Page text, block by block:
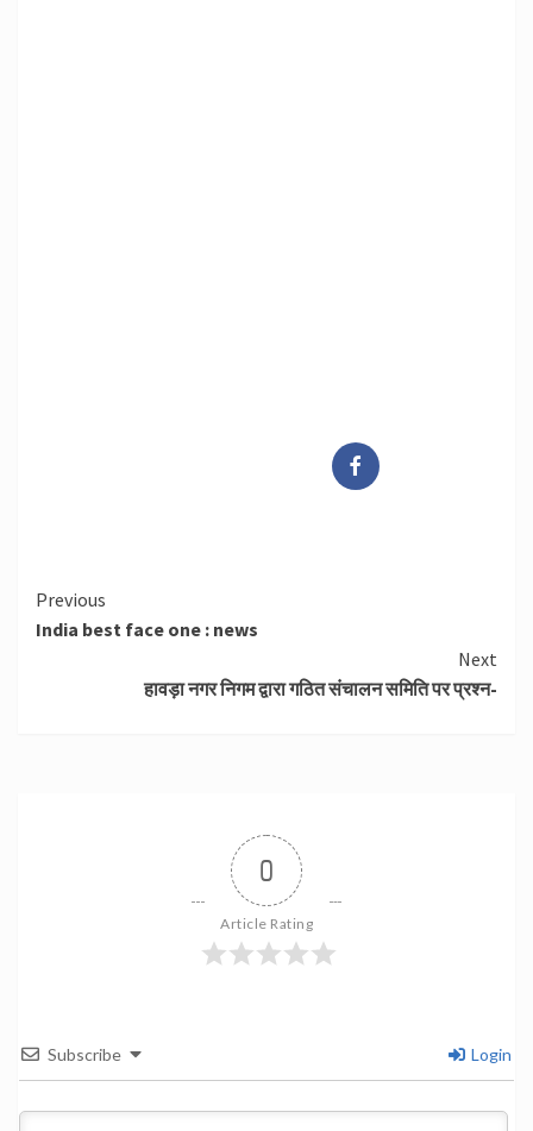
Continue
Reading
Previous
India best face one : news
Next
हावड़ा नगर निगम द्वारा गठित संचालन समिति पर प्रश्न-
0
Article Rating
Subscribe Login